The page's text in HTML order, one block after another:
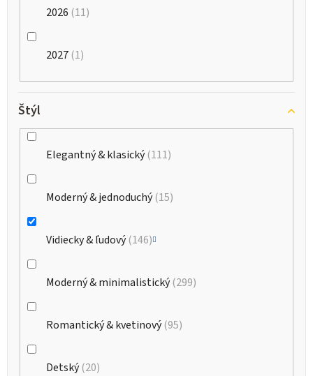
2026 11
2027 1
Štýl
Elegantný & klasický 111
Moderný & jednoduchý 15
Vidiecky & ľudový 146
Moderný & minimalistický 299
Romantický & kvetinový 95
Detský 20